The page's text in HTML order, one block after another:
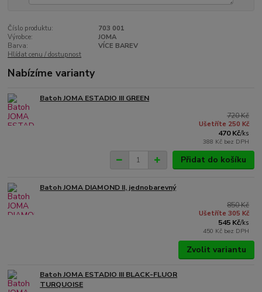
Číslo produktu:
703 001
Výrobce:
JOMA
Barva:
VÍCE BAREV
Hlídat cenu / dostupnost
Nabízíme varianty
Batoh JOMA ESTADIO III GREEN
720 Kč
Ušetříte 250 Kč
470 Kč/ks
388 Kč bez DPH
Přidat do košíku
Batoh JOMA DIAMOND II, jednobarevný
850 Kč
Ušetříte 305 Kč
545 Kč/ks
450 Kč bez DPH
Zvolit variantu
Batoh JOMA ESTADIO III BLACK-FLUOR
TURQUOISE